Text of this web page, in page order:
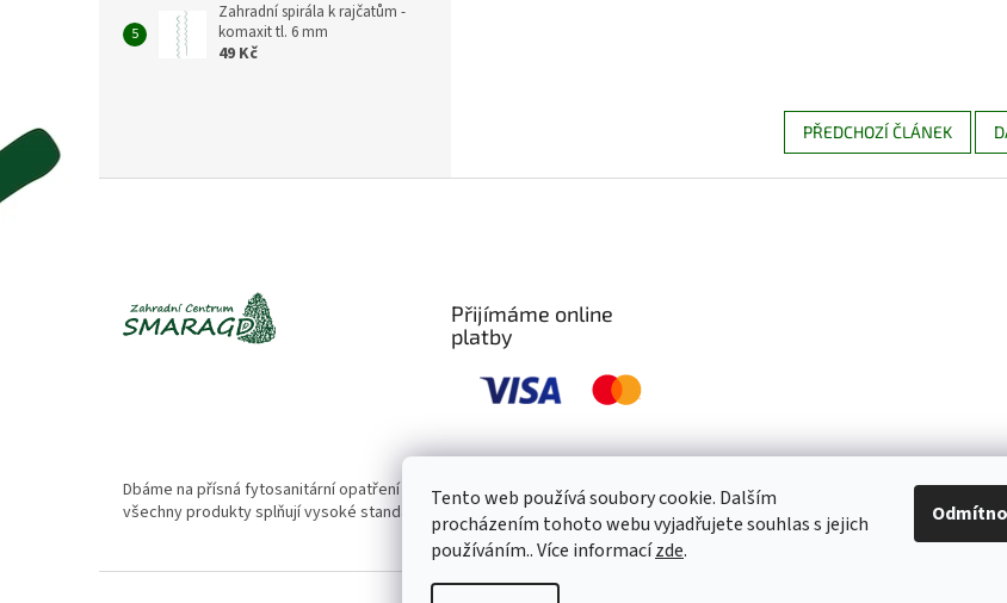
Tento web používá soubory cookie. Dalším
procházením tohoto webu vyjadřujete souhlas s jejich
používáním.. Více informacízde.
Zahradní spirála k rajčatům -
komaxit tl. 6 mm
49 Kč
PŘEDCHOZÍ ČLÁNEK
Z
Přijímáme online
platby
Dbáme na přísná fytosanitární opatření 🌱. Naše rostliny pravidelně kontrolujeme a ošetřujeme, aby byly zdravé a bez
všechny produkty splňují vysoké standardy kvality.